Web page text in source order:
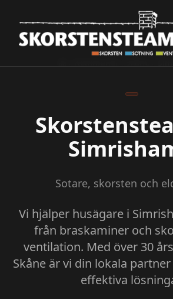
Sotare, skorsten och
Vi hjälper husägare i
från braskaminer och
ventilation. Med över 30
Skåne är vi din lokala
effektiva